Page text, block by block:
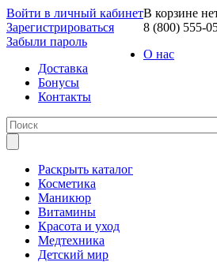
Войти в личный кабинет
Зарегистрироваться
Забыли пароль
В корзине
8 (800) 555-
О нас
Доставка
Бонусы
Контакты
Раскрыть каталог
Косметика
Маникюр
Витамины
Красота и уход
Медтехника
Детский мир